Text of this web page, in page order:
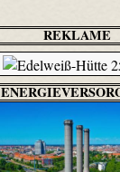
REKLAME